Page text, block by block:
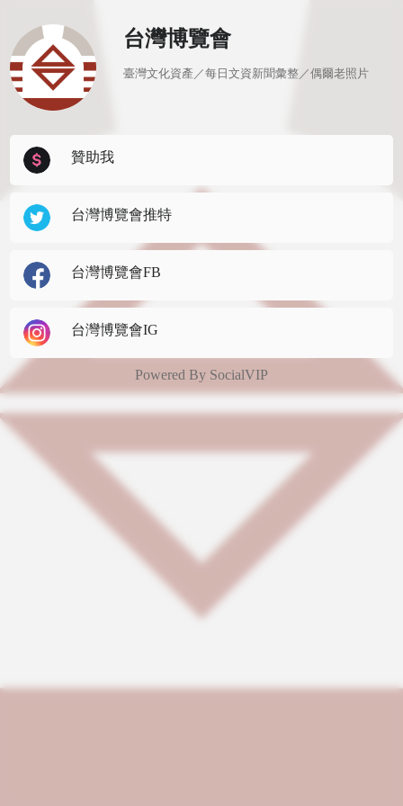
台灣博覽會
臺灣文化資產／每日文資新聞彙整／偶爾老照片
贊助我
台灣博覽會推特
台灣博覽會FB
台灣博覽會IG
Powered By SocialVIP